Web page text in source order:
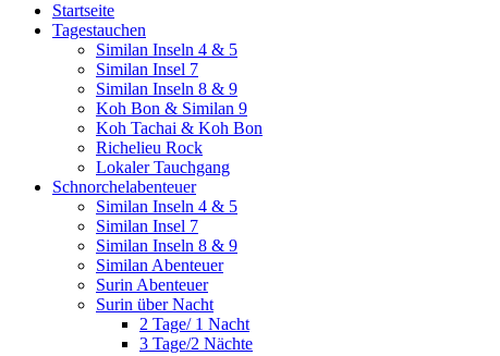
Startseite
Tagestauchen
Similan Inseln 4 & 5
Similan Insel 7
Similan Inseln 8 & 9
Koh Bon & Similan 9
Koh Tachai & Koh Bon
Richelieu Rock
Lokaler Tauchgang
Schnorchelabenteuer
Similan Inseln 4 & 5
Similan Insel 7
Similan Inseln 8 & 9
Similan Abenteuer
Surin Abenteuer
Surin über Nacht
2 Tage/ 1 Nacht
3 Tage/2 Nächte